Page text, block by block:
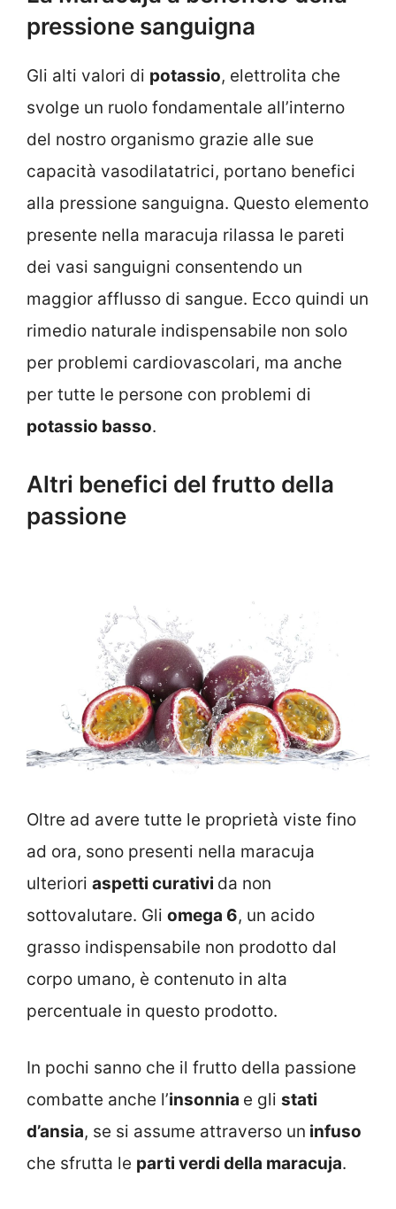
pressione sanguigna
Gli alti valori di potassio, elettrolita che
svolge un ruolo fondamentale all’interno
del nostro organismo grazie alle sue
capacità vasodilatatrici, portano benefici
alla pressione sanguigna. Questo elemento
presente nella maracuja rilassa le pareti
dei vasi sanguigni consentendo un
maggior afflusso di sangue. Ecco quindi un
rimedio naturale indispensabile non solo
per problemi cardiovascolari, ma anche
per tutte le persone con problemi di
potassio basso.
Altri benefici del frutto della
passione
Oltre ad avere tutte le proprietà viste fino
ad ora, sono presenti nella maracuja
ulteriori aspetti curativi da non
sottovalutare. Gli omega 6, un acido
grasso indispensabile non prodotto dal
corpo umano, è contenuto in alta
percentuale in questo prodotto.
In pochi sanno che il frutto della passione
combatte anche l’insonnia e gli stati
d’ansia, se si assume attraverso un infuso
che sfrutta le parti verdi della maracuja.